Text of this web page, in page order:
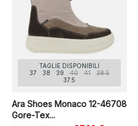
TAGLIE DISPONIBILI
37
38 39 40 41
38.5
37.5
Ara Shoes Monaco 12-46708
Gore-Tex...